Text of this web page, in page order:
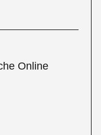
Online